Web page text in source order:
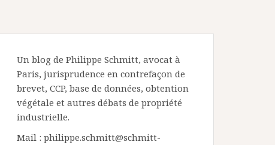
Un blog de Philippe Schmitt, avocat à
Paris, jurisprudence en contrefaçon de
brevet, CCP, base de données, obtention
végétale et autres débats de propriété
industrielle.
Mail : philippe.schmitt@schmitt-